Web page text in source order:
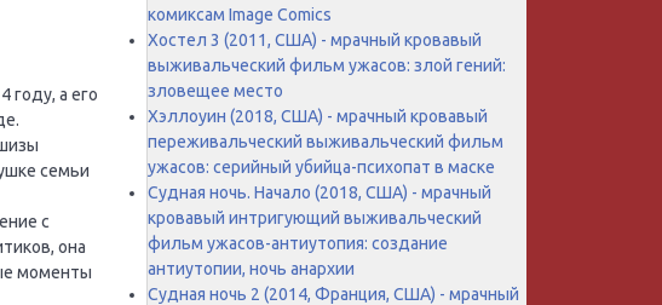
году, а его
семьи
с
она
моменты
комиксам Image Comics
Хостел 3 (2011, США) - мрачный кровавый
выживальческий фильм ужасов: злой гений:
зловещее место
Хэллоуин (2018, США) - мрачный кровавый
переживальческий выживальческий фильм
ужасов: серийный убийца-психопат в маске
Судная ночь. Начало (2018, США) - мрачный
кровавый интригующий выживальческий
фильм ужасов-антиутопия: создание
антиутопии, ночь анархии
Судная ночь 2 (2014, Франция, США) - мрачный